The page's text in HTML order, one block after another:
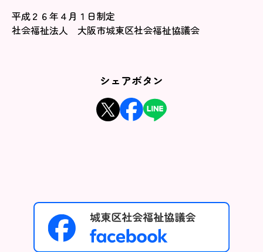
平成２６年４月１日制定
社会福祉法人 大阪市城東区社会福祉協議会
シェアボタン